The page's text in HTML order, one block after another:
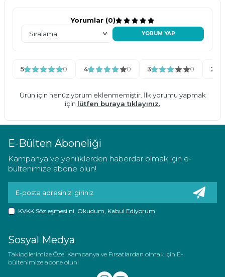
Yorumlar (0)
YORUM YAP
5 0 4 0 3 0 2
Ürün için henüz yorum eklenmemiştir. İlk yorumu yapmak
için lütfen buraya tıklayınız.
E-Bülten Aboneliği
Kampanya ve yeniliklerden haberdar olmak için e-
bültenimize abone olun!
KVKK Sözleşmesi'ni, Okudum, Kabul Ediyorum.
Sosyal Medya
Takipçilerimize Özel Kampanya ve Fırsatlardan olmak için E-
bültenimize abone olun!